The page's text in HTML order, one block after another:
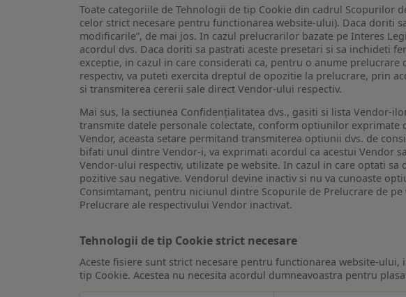
Toate categoriile de Tehnologii de tip Cookie din cadrul Scopurilor
celor strict necesare pentru functionarea website-ului). Daca doriti
modificarile”, de mai jos. In cazul prelucrarilor bazate pe Interes
acordul dvs. Daca doriti sa pastrati aceste presetari si sa inchideti
exceptie, in cazul in care considerati ca, pentru o anume
respectiv, va puteti exercita dreptul de opozitie la prelucrare, prin
si transmiterea cererii sale direct Vendor-ului respectiv.
Mai sus, la sectiunea Confidențialitatea dvs., gasiti si lista Vendor-
transmite datele personale colectate, conform optiunilor
Vendor, aceasta setare permitand transmiterea optiunii dvs. de
bifati unul dintre Vendor-i, va exprimati acordul ca acestui Vendor
Vendor-ului respectiv, utilizate pe website. In cazul in care optati
pozitive sau negative. Vendorul devine inactiv si nu va cunoaste
Consimtamant, pentru niciunul dintre Scopurile de Prelucrare de
Prelucrare ale respectivului Vendor inactivat.
Tehnologii de tip Cookie strict necesare
Aceste fisiere sunt strict necesare pentru functionarea website-
tip Cookie. Acestea nu necesita acordul dumneavoastra pentru